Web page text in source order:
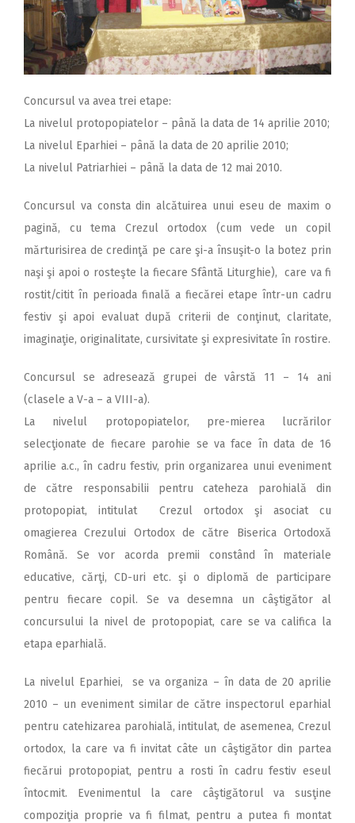
Concursul va avea trei etape:
La nivelul protopopiatelor – până la data de 14 aprilie 2010;
La nivelul Eparhiei – până la data de 20 aprilie 2010;
La nivelul Patriarhiei – până la data de 12 mai 2010.
Concursul va consta din alcătuirea unui eseu de maxim o
pagină, cu tema Crezul ortodox (cum vede un copil
mărturisirea de credinţă pe care şi-a însuşit-o la botez prin
naşi şi apoi o rosteşte la fiecare Sfântă Liturghie), care va fi
rostit/citit în perioada finală a fiecărei etape într-un cadru
festiv şi apoi evaluat după criterii de conţinut, claritate,
imaginaţie, originalitate, cursivitate şi expresivitate în rostire.
Concursul se adresează grupei de vârstă 11 – 14 ani
(clasele a V-a – a VIII-a).
La nivelul protopopiatelor, pre-mierea lucrărilor
selecţionate de fiecare parohie se va face în data de 16
aprilie a.c., în cadru festiv, prin organizarea unui eveniment
de către responsabilii pentru cateheza parohială din
protopopiat, intitulat Crezul ortodox şi asociat cu
omagierea Crezului Ortodox de către Biserica Ortodoxă
Română. Se vor acorda premii constând în materiale
educative, cărţi, CD-uri etc. şi o diplomă de participare
pentru fiecare copil. Se va desemna un câştigător al
concursului la nivel de protopopiat, care se va califica la
etapa eparhială.
La nivelul Eparhiei, se va organiza – în data de 20 aprilie
2010 – un eveniment similar de către inspectorul eparhial
pentru catehizarea parohială, intitulat, de asemenea, Crezul
ortodox, la care va fi invitat câte un câştigător din partea
fiecărui protopopiat, pentru a rosti în cadru festiv eseul
întocmit. Evenimentul la care câştigătorul va susţine
compoziţia proprie va fi filmat, pentru a putea fi montat